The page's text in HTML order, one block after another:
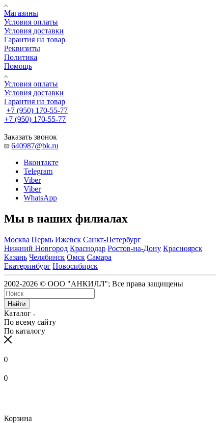
Магазины
Условия оплаты
Условия доставки
Гарантия на товар
Реквизиты
Политика
Помощь
Условия оплаты
Условия доставки
Гарантия на товар
+7 (950) 170-55-77
+7 (950) 170-55-77
Заказать звонок
640987@bk.ru
Вконтакте
Telegram
Viber
Viber
WhatsApp
Мы в наших филиалах
Москва Пермь Ижевск Санкт-Петербург
Нижний Новгород Краснодар Ростов-на-Дону Красноярск
Казань Челябинск Омск Самара
Екатеринбург Новосибирск
2002-2026 © ООО "АНКИЛЛ"; Все права защищены
Найти
Каталог
По всему сайту
По каталогу
0
0
Корзина